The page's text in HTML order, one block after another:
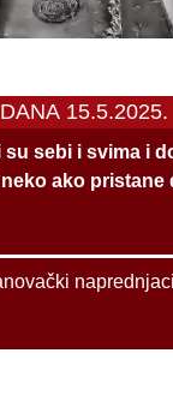
15.5.2025.
su sebi i svima i
ako pristane